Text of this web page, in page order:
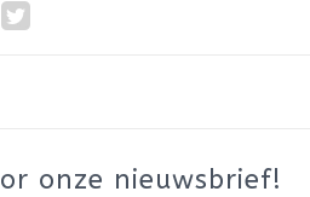
onze nieuwsbrief!